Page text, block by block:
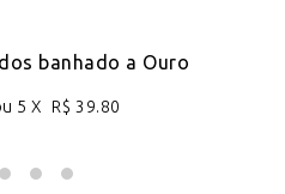
banhado a Ouro
5 X R$ 39.80